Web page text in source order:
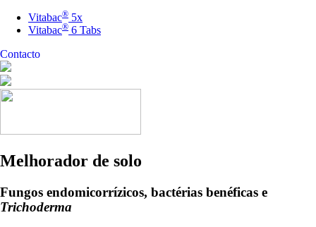
Vitabac® 5x
Vitabac® 6 Tabs
Contacto
Melhorador de solo
Fungos endomicorrízicos, bactérias benéficas e
Trichoderma